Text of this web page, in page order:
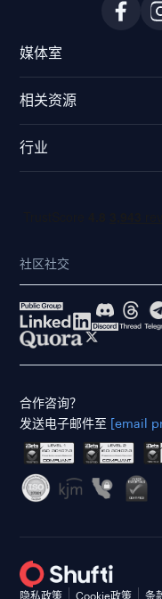
媒体室
相关资源
行业
社区社交
合作咨询？
发送电子邮件至
[email
隐私政策 Cookie政策 条